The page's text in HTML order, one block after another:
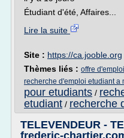
Étudiant d'été, Affaires...
Lire la suite
Site : https://ca.jooble.org
Thèmes liés : offre
recherche d'emploi etudiant a
pour etudiants /
etudiant / recherche
TELEVENDEUR -
frederic-